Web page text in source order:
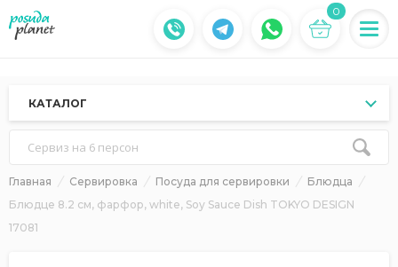
0
КАТАЛОГ
Сервиз на 6 персон
Главная Сервировка Посуда для сервировки
Блюдца
Блюдце 8.2 см, фарфор, white, Soy Sauce Dish TOKYO DESIGN
17081